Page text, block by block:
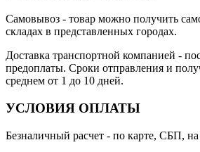
Самовывоз - товар можно получить
складах в представленных городах.
Доставка транспортной компанией -
предоплаты. Сроки отправления и
среднем от 1 до 10 дней.
УСЛОВИЯ ОПЛАТЫ
Безналичный расчет - по карте, СБП, на